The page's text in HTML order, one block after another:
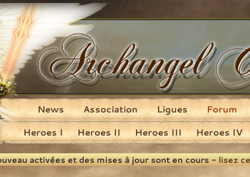
Heroes I Heroes II Heroes III Heroes IV
News Association Ligues Forum
activées et des mises à jour sont en cours -lisez